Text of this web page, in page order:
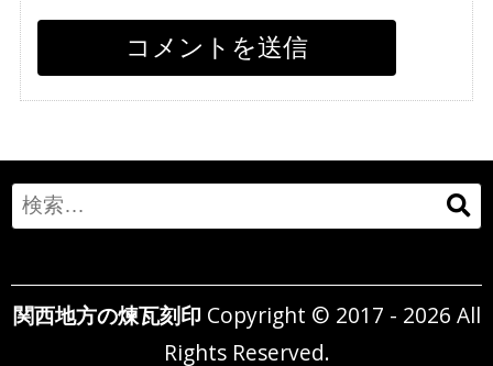
Search
for:
関西地方の煉瓦刻印 Copyright © 2017 - 2026 All
Rights Reserved.